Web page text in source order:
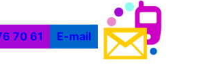
70 61 E-mail